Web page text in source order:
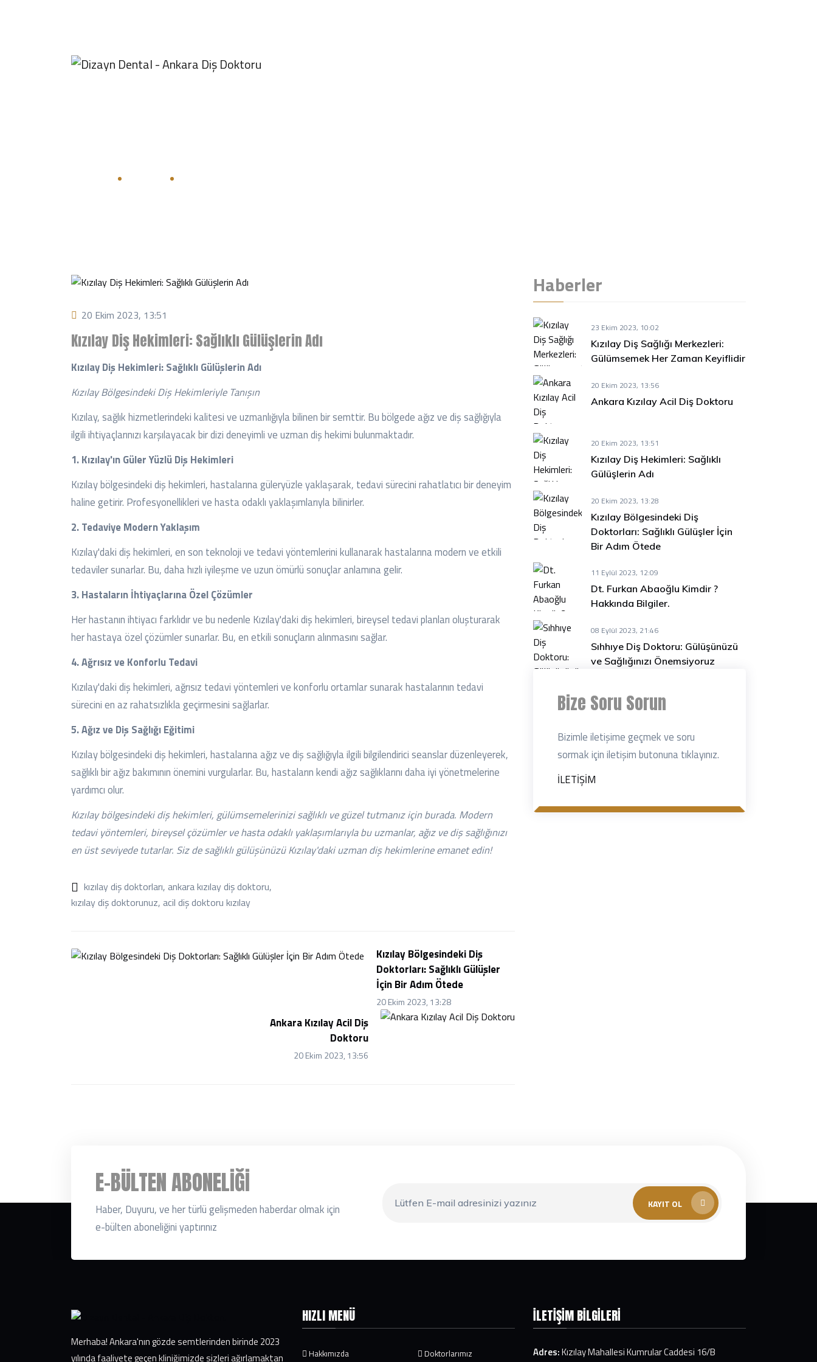
20 Ekim 2023, 13:51
Kızılay Diş Hekimleri: Sağlıklı Gülüşlerin Adı
Kızılay Diş Hekimleri: Sağlıklı Gülüşlerin Adı
Kızılay Bölgesindeki Diş Hekimleriyle Tanışın
Kızılay, sağlık hizmetlerindeki kalitesi ve uzmanlığıyla bilinen bir semttir. Bu bölgede ağız ve diş sağlığıyla
ilgili ihtiyaçlarınızı karşılayacak bir dizi deneyimli ve uzman diş hekimi bulunmaktadır.
1. Kızılay'ın Güler Yüzlü Diş Hekimleri
Kızılay bölgesindeki diş hekimleri, hastalarına güleryüzle yaklaşarak, tedavi sürecini rahatlatıcı bir deneyim
haline getirir. Profesyonellikleri ve hasta odaklı yaklaşımlarıyla bilinirler.
2. Tedaviye Modern Yaklaşım
Kızılay'daki diş hekimleri, en son teknoloji ve tedavi yöntemlerini kullanarak hastalarına modern ve etkili
tedaviler sunarlar. Bu, daha hızlı iyileşme ve uzun ömürlü sonuçlar anlamına gelir.
3. Hastaların İhtiyaçlarına Özel Çözümler
Her hastanın ihtiyacı farklıdır ve bu nedenle Kızılay'daki diş hekimleri, bireysel tedavi planları oluşturarak
her hastaya özel çözümler sunarlar. Bu, en etkili sonuçların alınmasını sağlar.
4. Ağrısız ve Konforlu Tedavi
Kızılay'daki diş hekimleri, ağrısız tedavi yöntemleri ve konforlu ortamlar sunarak hastalarının tedavi
sürecini en az rahatsızlıkla geçirmesini sağlarlar.
5. Ağız ve Diş Sağlığı Eğitimi
Kızılay bölgesindeki diş hekimleri, hastalarına ağız ve diş sağlığıyla ilgili bilgilendirici seanslar düzenleyerek,
sağlıklı bir ağız bakımının önemini vurgularlar. Bu, hastaların kendi ağız sağlıklarını daha iyi yönetmelerine
yardımcı olur.
Kızılay bölgesindeki diş hekimleri, gülümsemelerinizi sağlıklı ve güzel tutmanız için burada. Modern
tedavi yöntemleri, bireysel çözümler ve hasta odaklı yaklaşımlarıyla bu uzmanlar, ağız ve diş sağlığınızı
en üst seviyede tutarlar. Siz de sağlıklı gülüşünüzü Kızılay'daki uzman diş hekimlerine emanet edin!
kızılay diş doktorları, ankara kızılay diş doktoru,
kızılay diş doktorunuz, acil diş doktoru kızılay
Kızılay Bölgesindeki Diş
Doktorları: Sağlıklı Gülüşler
İçin Bir Adım Ötede
20 Ekim 2023, 13:28
Ankara Kızılay Acil Diş
Doktoru
20 Ekim 2023, 13:56
Haberler
23 Ekim 2023, 10:02
Kızılay Diş Sağlığı Merkezleri:
Gülümsemek Her Zaman Keyiflidir
20 Ekim 2023, 13:56
Ankara Kızılay Acil Diş Doktoru
20 Ekim 2023, 13:51
Kızılay Diş Hekimleri: Sağlıklı
Gülüşlerin Adı
20 Ekim 2023, 13:28
Kızılay Bölgesindeki Diş
Doktorları: Sağlıklı Gülüşler İçin
Bir Adım Ötede
11 Eylül 2023, 12:09
Dt. Furkan Abaoğlu Kimdir ?
Hakkında Bilgiler.
08 Eylül 2023, 21:46
Sıhhıye Diş Doktoru: Gülüşünüzü
ve Sağlığınızı Önemsiyoruz
Bize Soru Sorun
Bizimle iletişime geçmek ve soru
sormak için iletişim butonuna tıklayınız.
İLETİŞİM
E-BÜLTEN ABONELIĞI
Haber, Duyuru, ve her türlü gelişmeden haberdar olmak için
e-bülten aboneliğini yaptırınız
KAYIT OL
Merhaba! Ankara'nın gözde semtlerinden birinde 2023
yılında faaliyete geçen kliniğimizde sizleri ağırlamaktan
HIZLI MENÜ
Hakkımızda Doktorlarımız
İLETIŞIM BILGILERI
Adres:Kızılay Mahallesi Kumrular Caddesi 16/B